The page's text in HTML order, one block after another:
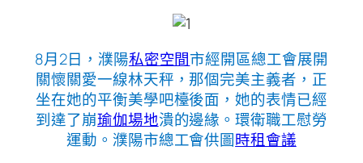
8月2日，濮陽私密空間市經開區總工會展開
關懷關愛一線林天秤，那個完美主義者，正
坐在她的平衡美學吧檯後面，她的表情已經
到達了崩瑜伽場地潰的邊緣。環衛職工慰勞
運動。濮陽市總工會供圖時租會議